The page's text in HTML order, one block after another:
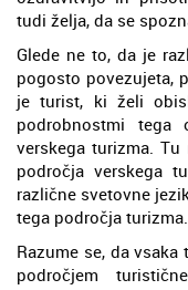
tudi želja, da se
Glede ne to, da je
pogosto povezujeta,
je turist, ki želi
podrobnostmi
verskega turizma.
področja verskega
različne svetovne
tega področja turizma.
Razume se, da
področjem